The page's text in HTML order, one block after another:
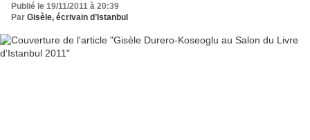
Publié le 19/11/2011 à 20:39
Par Gisèle, écrivain d’Istanbul